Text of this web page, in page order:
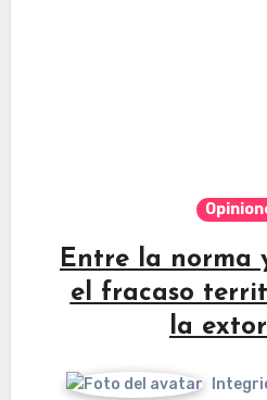
Entre la norma
el fracaso
la